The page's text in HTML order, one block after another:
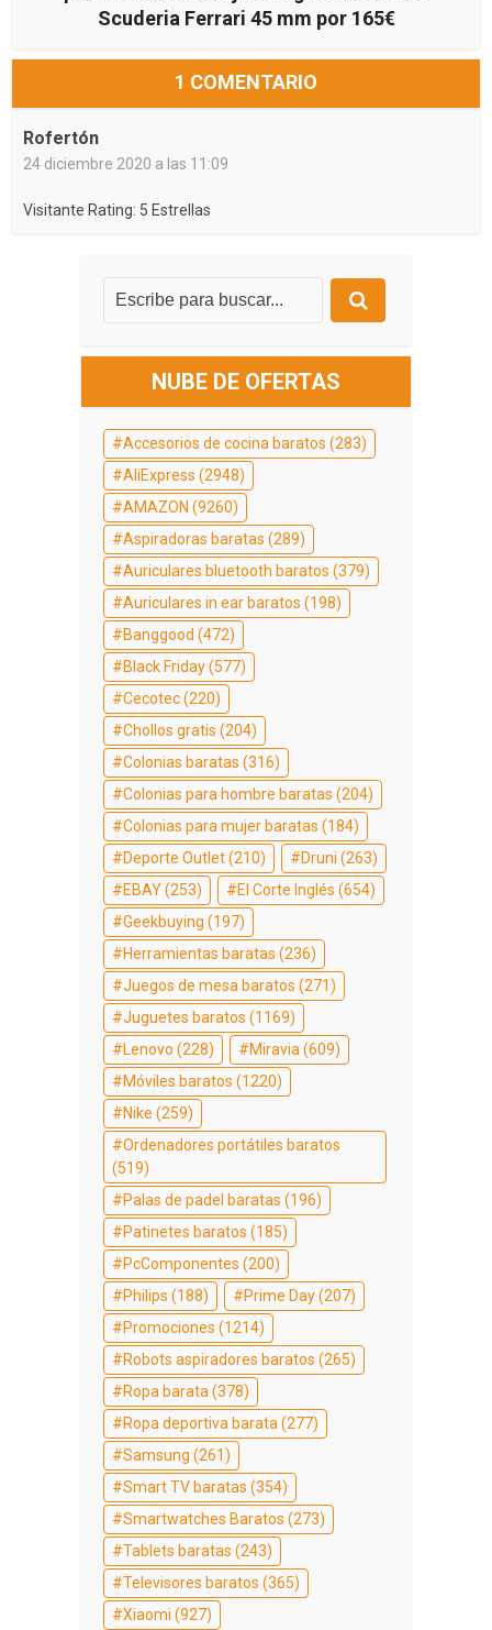
Scuderia Ferrari 45 mm por 165€
1 COMENTARIO
Rofertón
24 diciembre 2020 a las 11:09
Visitante Rating: 5 Estrellas
NUBE DE OFERTAS
Accesorios de cocina baratos (283)
AliExpress (2948)
AMAZON (9260)
Aspiradoras baratas (289)
Auriculares bluetooth baratos (379)
Auriculares in ear baratos (198)
Banggood (472)
Black Friday(577)
Cecotec(220)
Chollos gratis (204)
Colonias baratas (316)
Colonias para hombre baratas (204)
Colonias para mujer baratas (184)
Deporte Outlet(210) Druni (263)
EBAY(253) El Corte Inglés (654)
Geekbuying (197)
Herramientas baratas (236)
Juegos de mesa baratos (271)
Juguetes baratos (1169)
Lenovo (228) Miravia(609)
Móviles baratos (1220)
Nike (259)
Ordenadores portátiles baratos
(519)
Palas de padel baratas (196)
Patinetes baratos (185)
PcComponentes (200)
Philips (188) Prime Day(207)
Promociones (1214)
Robots aspiradores baratos (265)
Ropa barata(378)
Ropa deportiva barata(277)
Samsung (261)
Smart TV baratas (354)
Smartwatches Baratos (273)
Tablets baratas (243)
Televisores baratos (365)
Xiaomi (927)